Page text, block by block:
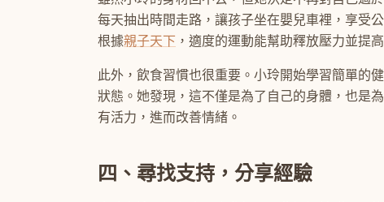
每天抽出時間走路，讓孩子坐在嬰兒車裡，享受
根據親子天下 ，適度的運動能幫助釋放壓力並提
此外，飲食習慣也很重要。小玲開始學習簡單的
狀態。她發現，這不僅是為了自己的身體，也是
有活力，進而改善情緒。
四、尋找支持，分享經驗